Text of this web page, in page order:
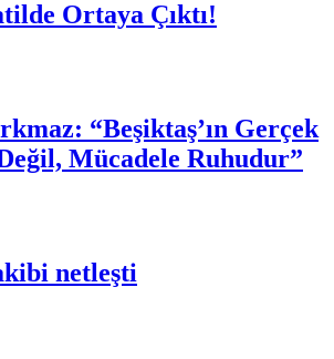
Ortaya Çıktı!
“Beşiktaş’ın Gerçek
Mücadele Ruhudur”
netleşti